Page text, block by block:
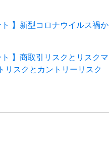
ト 】新型コロナウイルス禍か
】商取引リスクとリスクマ
スクとカントリーリスク